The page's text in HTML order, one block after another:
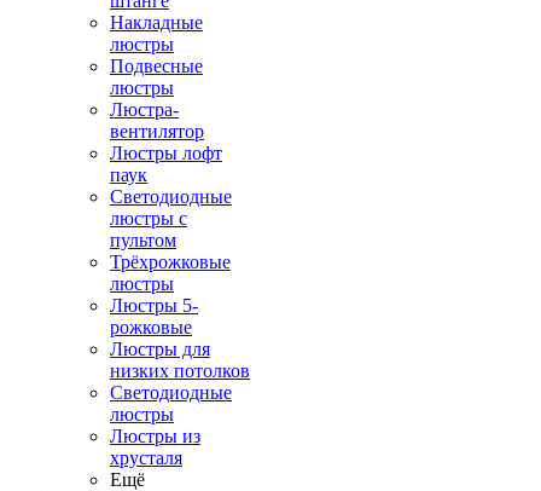
Накладные
люстры
Подвесные
люстры
Люстра-
вентилятор
Люстры лофт
паук
Светодиодные
люстры с
пультом
Трёхрожковые
люстры
Люстры 5-
рожковые
Люстры для
низких потолков
Cветодиодные
люстры
Люстры из
хрусталя
Ещё